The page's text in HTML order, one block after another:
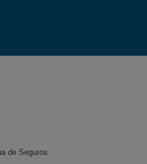
de Seguros